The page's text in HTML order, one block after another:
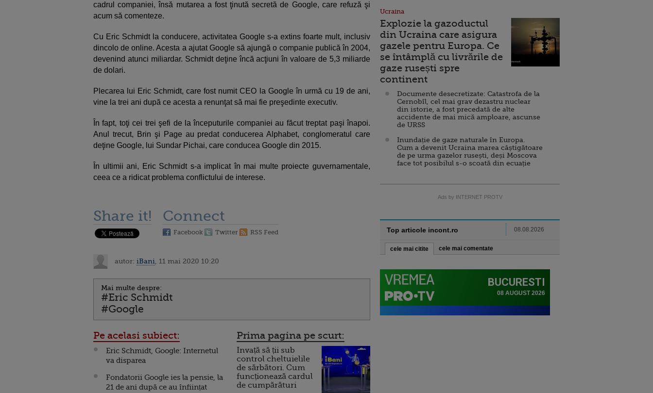
cadrul companiei, însă mutarea a fost ţinută secretă de Google, care refuză şi
acum să comenteze.
Cu Eric Schmidt la conducere, activitatea Google s-a extins foarte mult, inclusiv
dincolo de online. Acesta a ajutat Google să ajungă o companie publică în 2004,
devenind atunci miliardar. Schmidt deţine încă acţiuni în valoare de 5,3 miliarde
de dolari.
Plecarea lui Eric Schmidt, care fost numit CEO la Google în urmă cu 19 de ani,
vine la trei ani după ce acesta a renunţat să mai fie preşedinte executiv.
În fapt, toţi cei trei şefi de la începuturile companiei au făcut treptat paşi înapoi.
Anul trecut, Brin şi Page au predat conducerea Alphabet, conglomeratul care
deţine Google, lui Sundar Pichai, care conducea Google din 2015.
În ultimii ani, Eric Schmidt s-a implicat în mai multe proiecte guvernamentale,
ceea ce a ridicat problema conflictului de interese.
Share it! Connect
Facebook Twitter RSS Feed
autor: iBani , 11 mai 2020 10:20
Mai multe despre:
#Eric Schmidt
#Google
Pe acelasi subiect:
Eric Schmidt, Google: Internetul
va disparea
Fondatorii Google ies la pensie, la
21 de ani după ce au înființat
Prima pagina pe scurt:
Invață să ții sub
control cheltuielile
de sărbători. Cum
funcționează cardul
de cumpărături
Ucraina
Explozie la gazoductul
din Ucraina care asigura
gazele pentru Europa. Ce
se întâmplă cu livrările de
gaze rusești spre
continent
Documente desecretizate: Catastrofa de la
Cernobîl, cel mai grav dezastru nuclear
din istorie, a fost precedată de alte
accidente de mai mică amploare, ascunse
de URSS
Inundație de gaze naturale în Europa.
Cum a devenit Ucraina marea câștigătoare
de pe urma gazelor rusești, deși Moscova
face tot posibilul s-o scoată din ecuație
Ads by INTERNET PROTV
Top articole incont.ro 08.08.2026
cele mai citite cele mai comentate